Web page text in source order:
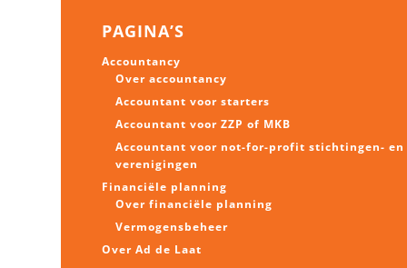
PAGINA’S
Accountancy
Over accountancy
Accountant voor starters
Accountant voor ZZP of MKB
Accountant voor not-for-profit stichtingen- en
verenigingen
Financiële planning
Over financiële planning
Vermogensbeheer
Over Ad de Laat